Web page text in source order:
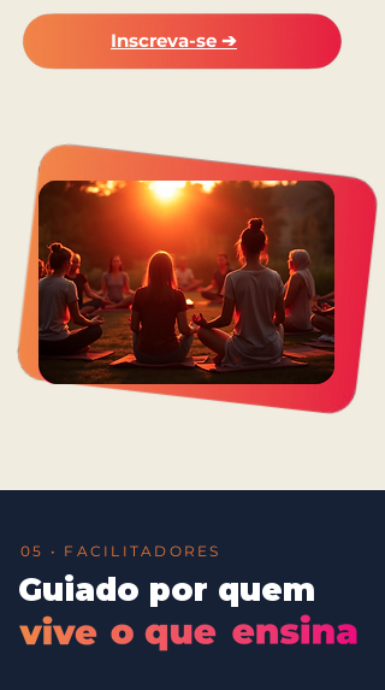
Inscreva-se ➔
05 • FACILITADORES
Guiado por quem